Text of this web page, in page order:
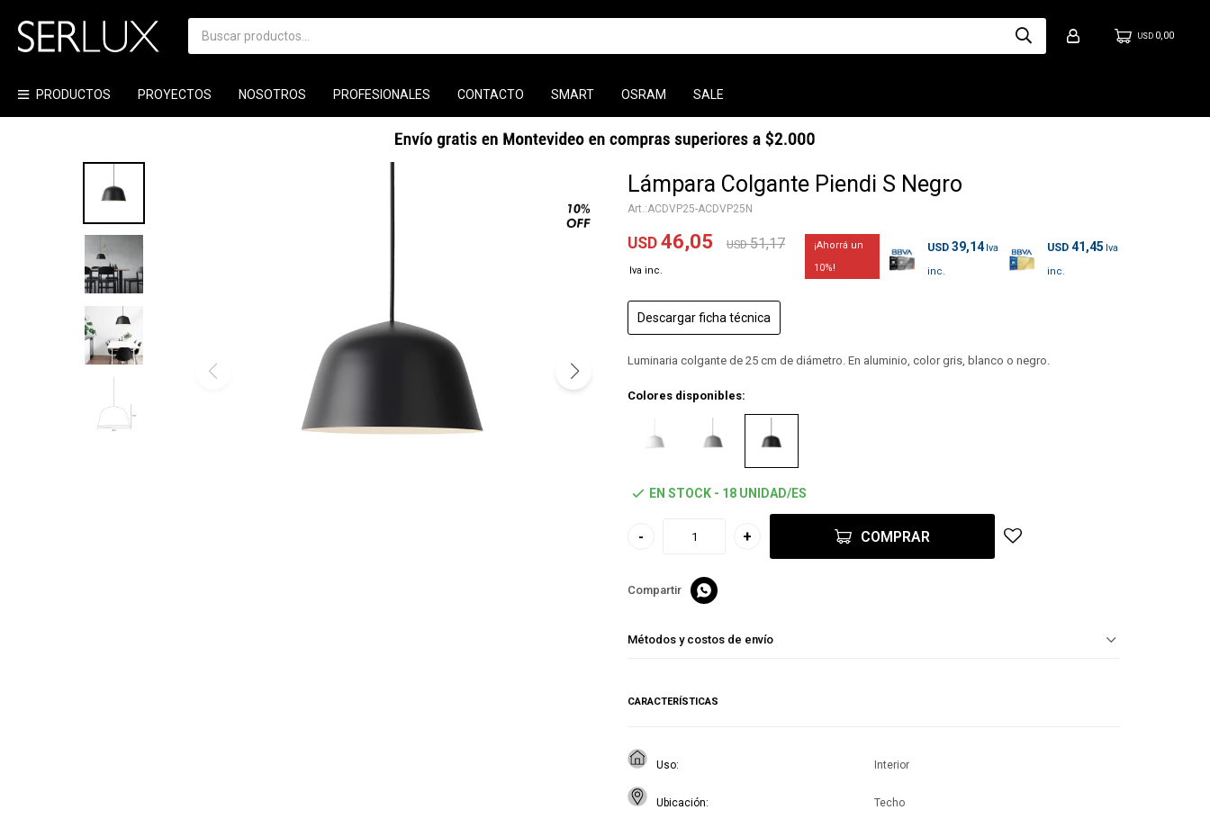
PRODUCTOS PROYECTOS NOSOTROS PROFESIONALES CONTACTO SMART OSRAM SALE
USD 0,00
Lámpara Colgante Piendi S Negro
ACDVP25-ACDVP25N
USD 46,05 USD 51,17
10
USD 39,14 USD 41,45
Descargar ficha técnica
Luminaria colgante de 25 cm de diámetro. En aluminio, color gris, blanco o negro.
Colores disponibles:
EN STOCK - 18 UNIDAD/ES
- + COMPRAR

Métodos y costos de envío
CARACTERÍSTICAS
Uso Interior
Ubicación Techo